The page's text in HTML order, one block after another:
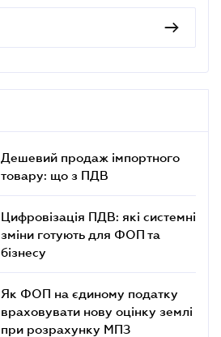
Дешевий продаж імпортного
товару: що з ПДВ
Цифровізація ПДВ: які системні
зміни готують для ФОП та
бізнесу
Як ФОП на єдиному податку
враховувати нову оцінку землі
при розрахунку МПЗ